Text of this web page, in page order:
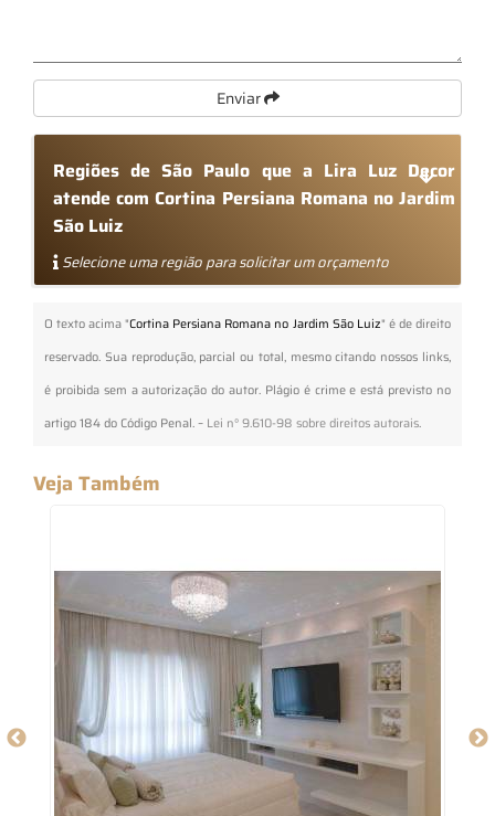
Enviar
Regiões de São Paulo que a Lira Luz Decor
atende com Cortina Persiana Romana no Jardim
São Luiz
Selecione uma região para solicitar um orçamento
O texto acima "Cortina Persiana Romana no Jardim São Luiz" é de direito
reservado. Sua reprodução, parcial ou total, mesmo citando nossos links,
é proibida sem a autorização do autor. Plágio é crime e está previsto no
artigo 184 do Código Penal. – Lei n° 9.610-98 sobre direitos autorais.
Veja Também